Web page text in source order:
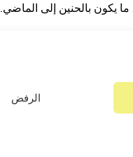
الرفض
ما يكون بالحنين إلى الماضي.
بالتسوق عن بُعد.